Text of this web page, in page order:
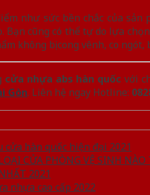
như sức bền chắc của
Bạn cũng có thể tự do lựa
không bị cong vênh, co ngót,
cửa nhựa abs hàn quốcvới
Gòn. Liên hệ ngay Hotline:
cửa hàn quốc hiện đại 2021
CỬA PHÒNG VỆ SINH
2021
nhựa cao cấp 2022